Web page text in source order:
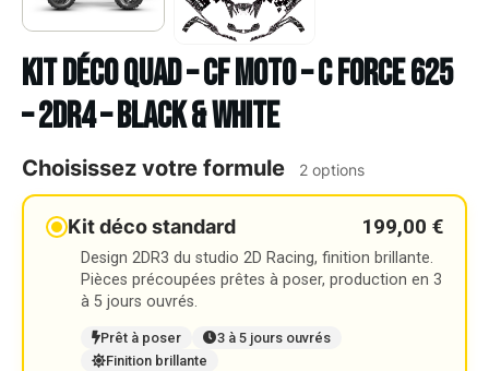
Kit déco Quad – CF MOTO – C FORCE 625
– 2DR4 – BLACK & WHITE
Choisissez votre formule 2 options
Kit déco standard 199,00 €
Design 2DR3 du studio 2D Racing, finition brillante.
Pièces précoupées prêtes à poser, production en 3
à 5 jours ouvrés.
Prêt à poser
3 à 5 jours ouvrés
Finition brillante